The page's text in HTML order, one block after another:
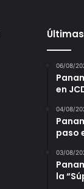
06/08/
en
04/08/
paso
03/08/
la